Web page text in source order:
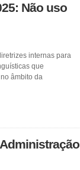
Não uso
internas para
que
âmbito da